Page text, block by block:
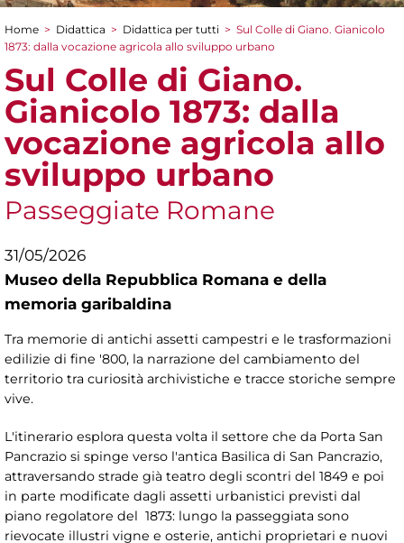
Tu sei qui
Home > Didattica > Didattica per tutti > Sul Colle di Giano. Gianicolo
1873: dalla vocazione agricola allo sviluppo urbano
Sul Colle di Giano.
Gianicolo 1873: dalla
vocazione agricola allo
sviluppo urbano
Passeggiate Romane
31/05/2026
Museo della Repubblica Romana e della
memoria garibaldina
Tra memorie di antichi assetti campestri e le trasformazioni
edilizie di fine '800, la narrazione del cambiamento del
territorio tra curiosità archivistiche e tracce storiche sempre
vive.
L'itinerario esplora questa volta il settore che da Porta San
Pancrazio si spinge verso l'antica Basilica di San Pancrazio,
attraversando strade già teatro degli scontri del 1849 e poi
in parte modificate dagli assetti urbanistici previsti dal
piano regolatore del 1873: lungo la passeggiata sono
rievocate illustri vigne e osterie, antichi proprietari e nuovi